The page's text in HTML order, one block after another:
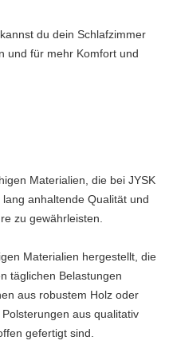
du dein Schlafzimmer
und für mehr Komfort und
Materialien, die bei JYSK
anhaltende Qualität und
zu gewährleisten.
Materialien hergestellt, die
täglichen Belastungen
aus robustem Holz oder
aus qualitativ
gefertigt sind.